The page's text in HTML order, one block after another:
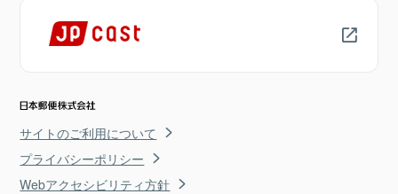
サイトのご利用について
プライバシーポリシー
Webアクセシビリティ方針